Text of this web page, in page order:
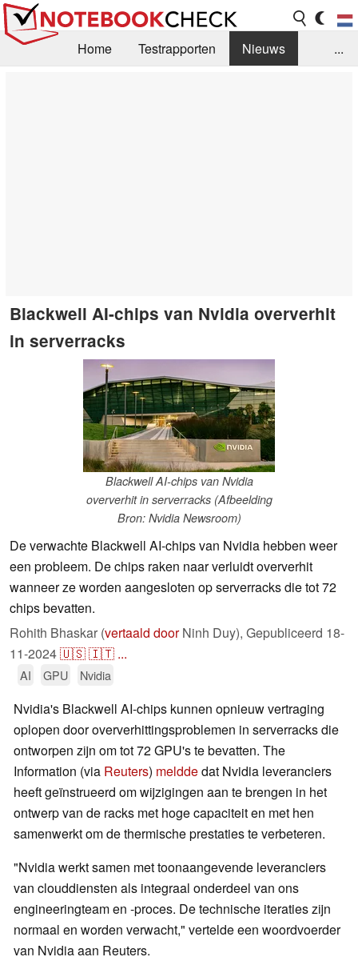
Home Testrapporten
Nieuws
...
Blackwell AI-chips van Nvidia oververhit
in serverracks
Blackwell AI-chips van Nvidia
oververhit in serverracks (Afbeelding
Bron: Nvidia Newsroom)
De verwachte Blackwell AI-chips van Nvidia hebben weer
een probleem. De chips raken naar verluidt oververhit
wanneer ze worden aangesloten op serverracks die tot 72
chips bevatten.
Rohith Bhaskar (vertaald doorNinh Duy), Gepubliceerd 18-
11-2024🇺🇸🇮🇹 ...
AI GPU Nvidia
Nvidia's Blackwell AI-chips kunnen opnieuw vertraging
oplopen door oververhittingsproblemen in serverracks die
ontworpen zijn om tot 72 GPU's te bevatten. The
Information (via Reuters) melddedat Nvidia leveranciers
heeft geïnstrueerd om wijzigingen aan te brengen in het
ontwerp van de racks met hoge capaciteit en met hen
samenwerkt om de thermische prestaties te verbeteren.
"Nvidia werkt samen met toonaangevende leveranciers
van clouddiensten als integraal onderdeel van ons
engineeringteam en -proces. De technische iteraties zijn
normaal en worden verwacht," vertelde een woordvoerder
van Nvidia aan Reuters.